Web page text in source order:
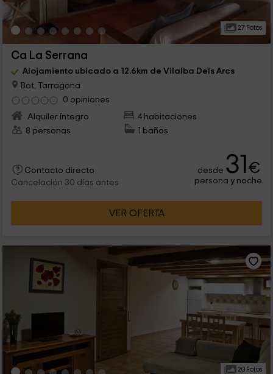
27 Fotos
Ca La Serrana
Alojamiento ubicado a 12.6km de Vilalba Dels Arcs
Bot, Tarragona
0 opiniones
Alquiler íntegro
4 habitaciones
8 personas
1 baños
Contacto directo
Cancelación 30 días antes
desde 31€
persona y noche
VER OFERTA
20 Fotos